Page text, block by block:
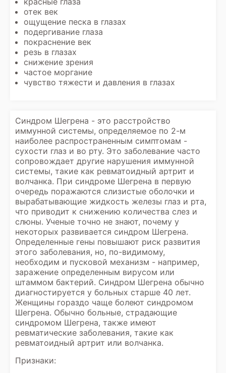
отек век
ощущение песка в глазах
подергивание глаза
покраснение век
резь в глазах
снижение зрения
частое моргание
чувство тяжести и давления в глазах
Синдром Шегрена - это расстройство
иммунной системы, определяемое по 2-м
наиболее распространенным симптомам -
сухости глаз и во рту. Это заболевание часто
сопровождает другие нарушения иммунной
системы, такие как ревматоидный артрит и
волчанка. При синдроме Шегрена в первую
очередь поражаются слизистые оболочки и
вырабатывающие жидкость железы глаз и рта,
что приводит к снижению количества слез и
слюны. Ученые точно не знают, почему у
некоторых развивается синдром Шегрена.
Определенные гены повышают риск развития
этого заболевания, но, по-видимому,
необходим и пусковой механизм - например,
заражение определенным вирусом или
штаммом бактерий. Синдром Шегрена обычно
диагностируется у больных старше 40 лет.
Женщины гораздо чаще болеют синдромом
Шегрена. Обычно больные, страдающие
синдромом Шегрена, также имеют
ревматические заболевания, такие как
ревматоидный артрит или волчанка.
Признаки: